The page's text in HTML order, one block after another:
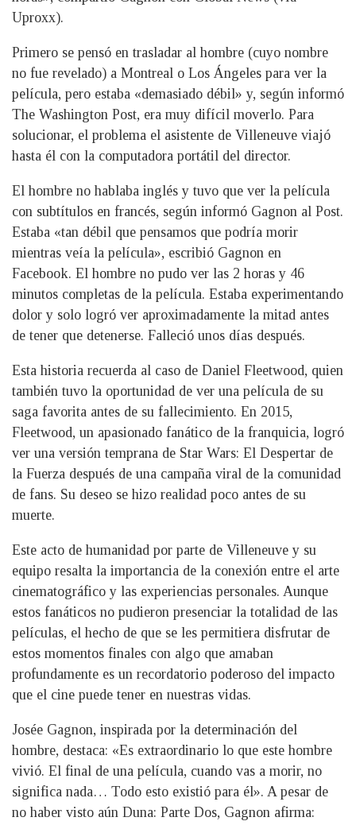
Uproxx).
Primero se pensó en trasladar al hombre (cuyo nombre
no fue revelado) a Montreal o Los Ángeles para ver la
película, pero estaba «demasiado débil» y, según informó
The Washington Post, era muy difícil moverlo. Para
solucionar, el problema el asistente de Villeneuve viajó
hasta él con la computadora portátil del director.
El hombre no hablaba inglés y tuvo que ver la película
con subtítulos en francés, según informó Gagnon al Post.
Estaba «tan débil que pensamos que podría morir
mientras veía la película», escribió Gagnon en
Facebook. El hombre no pudo ver las 2 horas y 46
minutos completas de la película. Estaba experimentando
dolor y solo logró ver aproximadamente la mitad antes
de tener que detenerse. Falleció unos días después.
Esta historia recuerda al caso de Daniel Fleetwood, quien
también tuvo la oportunidad de ver una película de su
saga favorita antes de su fallecimiento. En 2015,
Fleetwood, un apasionado fanático de la franquicia, logró
ver una versión temprana de Star Wars: El Despertar de
la Fuerza después de una campaña viral de la comunidad
de fans. Su deseo se hizo realidad poco antes de su
muerte.
Este acto de humanidad por parte de Villeneuve y su
equipo resalta la importancia de la conexión entre el arte
cinematográfico y las experiencias personales. Aunque
estos fanáticos no pudieron presenciar la totalidad de las
películas, el hecho de que se les permitiera disfrutar de
estos momentos finales con algo que amaban
profundamente es un recordatorio poderoso del impacto
que el cine puede tener en nuestras vidas.
Josée Gagnon, inspirada por la determinación del
hombre, destaca: «Es extraordinario lo que este hombre
vivió. El final de una película, cuando vas a morir, no
significa nada… Todo esto existió para él». A pesar de
no haber visto aún Duna: Parte Dos, Gagnon afirma: